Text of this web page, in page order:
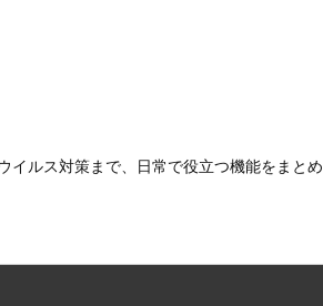
イルス対策まで、日常で役立つ機能をまと